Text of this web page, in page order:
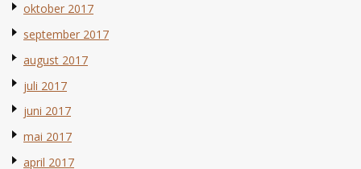
oktober 2017
september 2017
august 2017
juli 2017
juni 2017
mai 2017
april 2017